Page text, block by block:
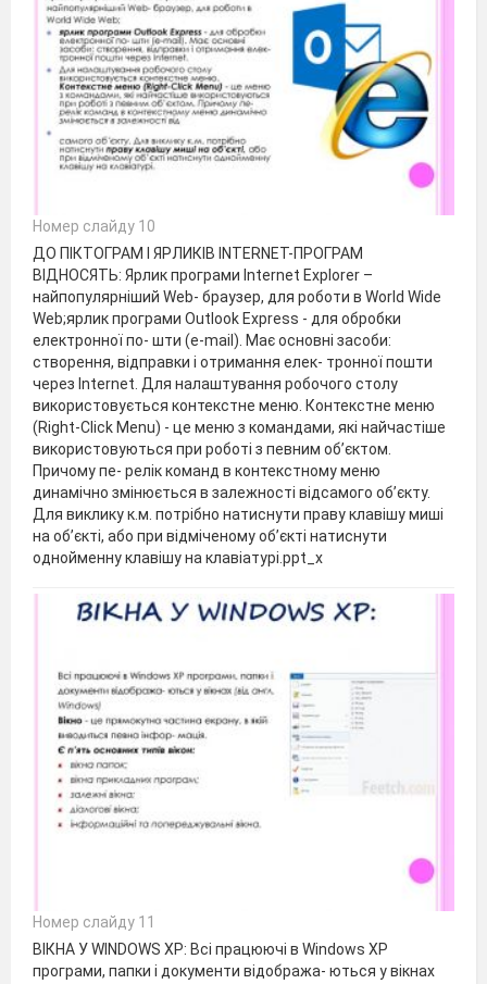
Номер слайду 10
ДО ПІКТОГРАМ І ЯРЛИКІВ INTERNET-ПРОГРАМ
ВІДНОСЯТЬ: Ярлик програми Internet Explorer –
найпопулярніший Web- браузер, для роботи в World Wide
Web;ярлик програми Outlook Express - для обробки
електронної по- шти (e-mail). Має основні засоби:
створення, відправки і отримання елек- тронної пошти
через Internet. Для налаштування робочого столу
використовується контекстне меню. Контекстне меню
(Right-Click Menu) - це меню з командами, які найчастіше
використовуються при роботі з певним об’єктом.
Причому пе- релік команд в контекстному меню
динамічно змінюється в залежності відсамого об’єкту.
Для виклику к.м. потрібно натиснути праву клавішу миші
на об’єкті, або при відміченому об’єкті натиснути
однойменну клавішу на клавіатурі.ppt_x
Номер слайду 11
ВІКНА У WINDOWS XP: Всі працюючі в Windows XP
програми, папки і документи відобража- ються у вікнах